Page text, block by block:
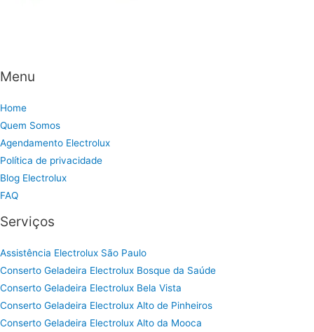
Menu
Home
Quem Somos
Agendamento Electrolux
Política de privacidade
Blog Electrolux
FAQ
Serviços
Assistência Electrolux São Paulo
Conserto Geladeira Electrolux Bosque da Saúde
Conserto Geladeira Electrolux Bela Vista
Conserto Geladeira Electrolux Alto de Pinheiros
Conserto Geladeira Electrolux Alto da Mooca